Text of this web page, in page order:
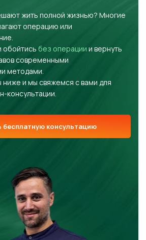
жить полной жизнью? Многие
операцию или
обойтись без операции и вернуть
современными
методами.
ниже и мы свяжемся с вами для
консультации.
бесплатную консультацию